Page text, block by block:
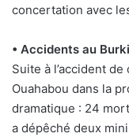
concertation avec
• Accidents au
Suite à l’accident
Ouahabou dans la
dramatique : 24
a dépêché deux